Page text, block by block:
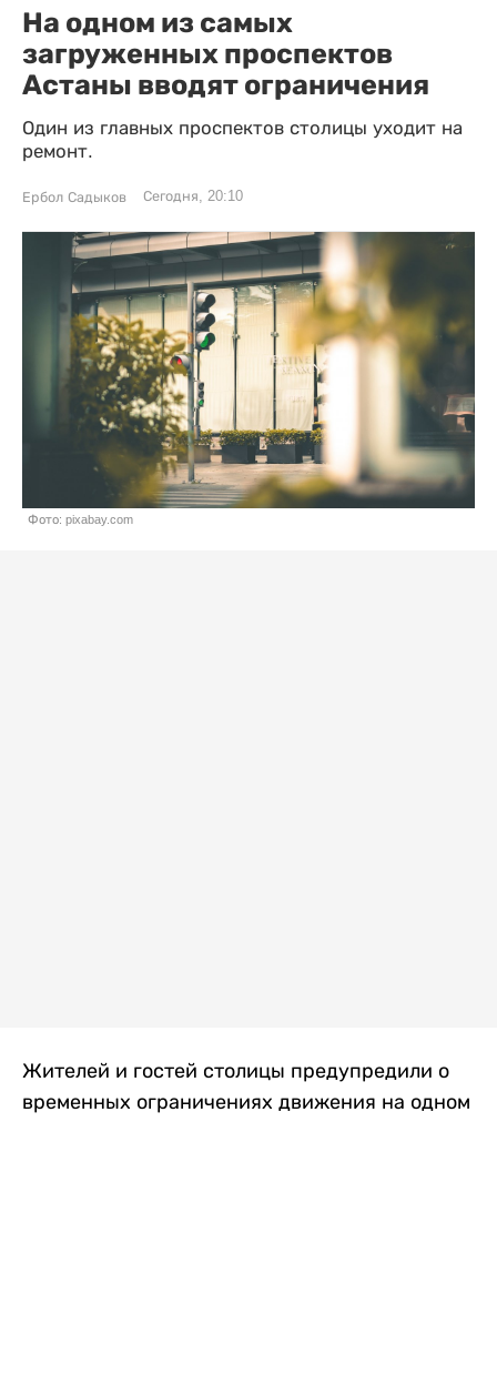
На одном из самых
загруженных проспектов
Астаны вводят ограничения
Один из главных проспектов столицы уходит на
ремонт.
Ербол Садыков Сегодня, 20:10
Фото: pixabay.com
Жителей и гостей столицы предупредили о
временных ограничениях движения на одном